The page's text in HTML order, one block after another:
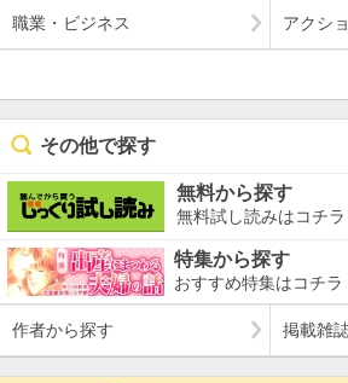
職業・ビジネス アクシ
その他で探す
無料から探す
無料試し読みはコチラ
特集から探す
おすすめ特集はコチラ
作者から探す 掲載雑